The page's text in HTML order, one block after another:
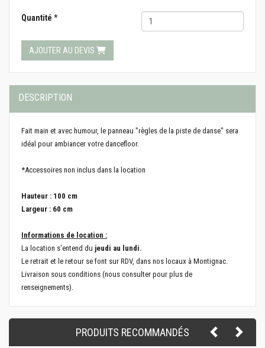
Quantité *
AJOUTER AU DEVIS
DESCRIPTION
Fait main et avec humour, le panneau "règles de la piste de danse" sera
idéal pour ambiancer votre dancefloor.
*Accessoires non inclus dans la location
Hauteur : 100 cm
Largeur : 60 cm
Informations de location :
La location s'entend du jeudi au lundi.
Le retrait et le retour se font sur RDV, dans nos locaux à Montignac.
Livraison sous conditions (nous consulter pour plus de
renseignements).
PRODUITS RECOMMANDÉS